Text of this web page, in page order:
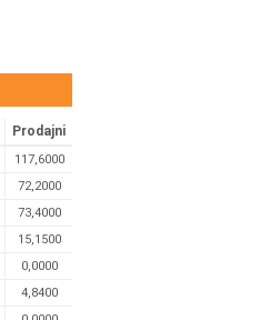
Prodajni
117,6000
72,2000
73,4000
15,1500
0,0000
4,8400